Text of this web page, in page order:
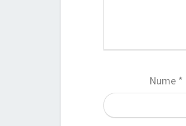
Nume *